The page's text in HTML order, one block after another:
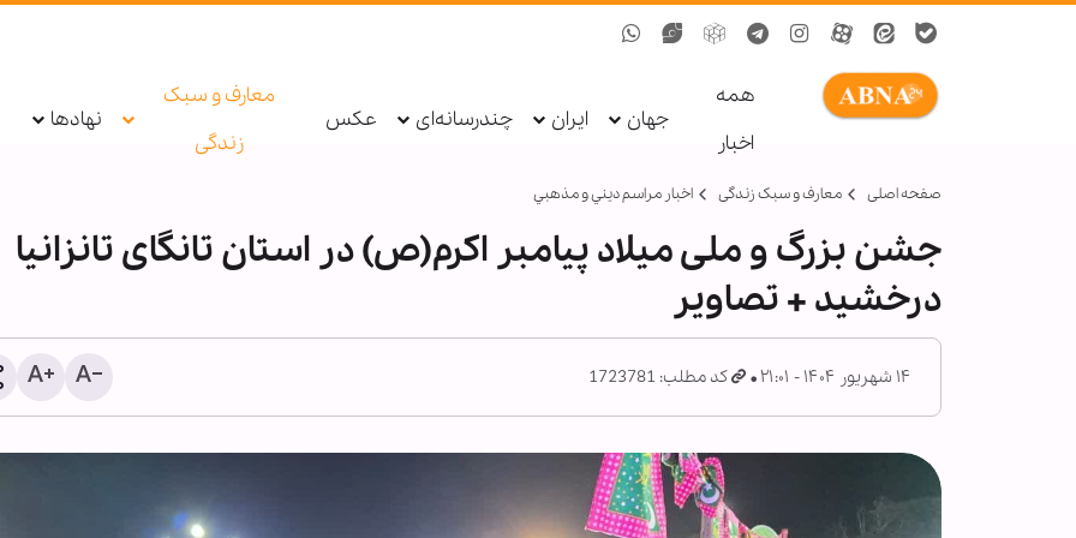
همه
اخبار
جهان ایران چندرسانه‌ای عکس
معارف و سبک
زندگی
نهادها
صفحه اصلی معارف و سبک زندگی اخبار مراسم ديني و مذهبي
جشن بزرگ و ملی میلاد پیامبر اکرم(ص) در استان تانگای تانزانیا
درخشید + تصاویر
۱۴ شهریور ۱۴۰۴ - ۲۱:۰۱ کد مطلب: 1723781
دستگیری عامل توهین به زائران
پلیس
معرفی بیش از ۱۹۰
اربعینی در نورلایب؛ از
متنی تا گفت‌وگو با کتاب‌ها